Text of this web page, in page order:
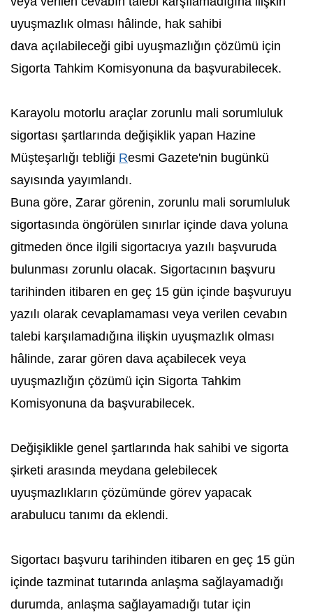
uyuşmazlık olması hâlinde, hak sahibi
dava açılabileceği gibi uyuşmazlığın çözümü için
Sigorta Tahkim Komisyonuna da başvurabilecek.
Karayolu motorlu araçlar zorunlu mali sorumluluk
sigortası şartlarında değişiklik yapan Hazine
Müşteşarlığı tebliği Resmi Gazete'nin bugünkü
sayısında yayımlandı.
Buna göre, Zarar görenin, zorunlu mali sorumluluk
sigortasında öngörülen sınırlar içinde dava yoluna
gitmeden önce ilgili sigortacıya yazılı başvuruda
bulunması zorunlu olacak. Sigortacının başvuru
tarihinden itibaren en geç 15 gün içinde başvuruyu
yazılı olarak cevaplamaması veya verilen cevabın
talebi karşılamadığına ilişkin uyuşmazlık olması
hâlinde, zarar gören dava açabilecek veya
uyuşmazlığın çözümü için Sigorta Tahkim
Komisyonuna da başvurabilecek.
Değişiklikle genel şartlarında hak sahibi ve sigorta
şirketi arasında meydana gelebilecek
uyuşmazlıkların çözümünde görev yapacak
arabulucu tanımı da eklendi.
Sigortacı başvuru tarihinden itibaren en geç 15 gün
içinde tazminat tutarında anlaşma sağlayamadığı
durumda, anlaşma sağlayamadığı tutar için